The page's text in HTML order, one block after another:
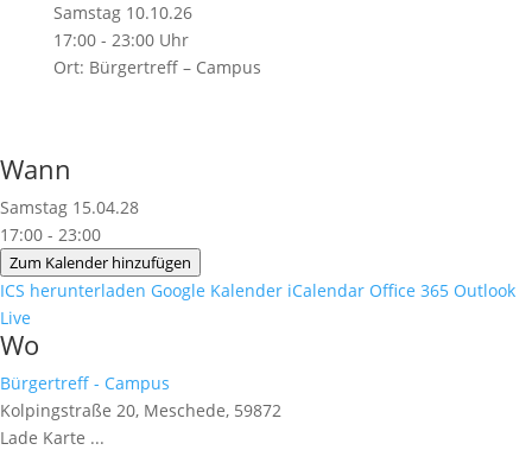
Samstag 10.10.26
17:00 - 23:00 Uhr
Ort: Bürgertreff – Campus
Wann
Samstag 15.04.28
17:00 - 23:00
Zum Kalender hinzufügen
ICS herunterladen Google Kalender iCalendar Office 365 Outlook
Live
Wo
Bürgertreff - Campus
Kolpingstraße 20, Meschede, 59872
Lade Karte ...